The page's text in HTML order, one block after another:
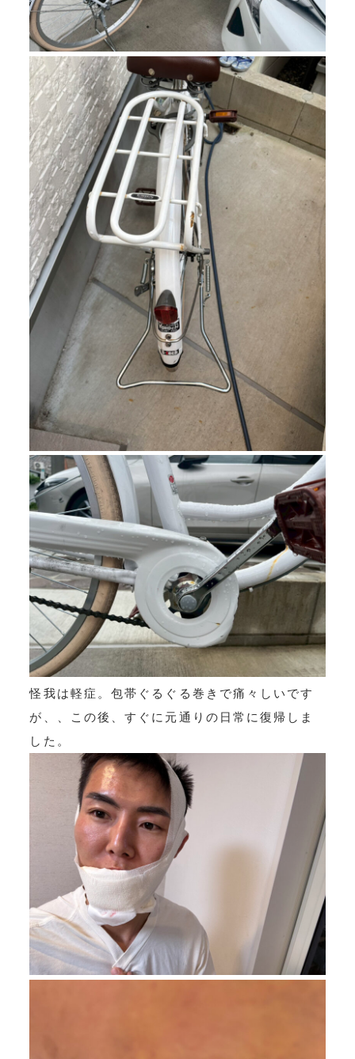
怪我は軽症。包帯ぐるぐる巻きで痛々しいです
が、、この後、すぐに元通りの日常に復帰しま
した。